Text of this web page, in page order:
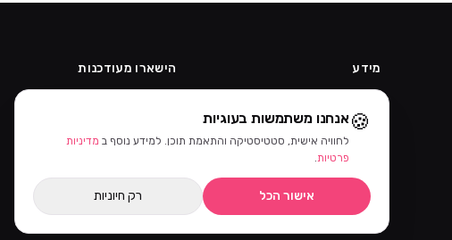
מידע
תקנון
מדיניות פרטיות
ביטול עסקה
הישארו מעודכנות
קבלו מבצעים ומוצרים חדשים קודם.
מהאדמין.
🍪אנחנו משתמשות בעוגיות
לחוויה אישית, סטטיסטיקה והתאמת תוכן. למידע נוסף ב מדיניות
פרטיות.
אישור הכל רק חיוניות